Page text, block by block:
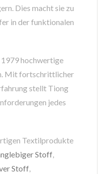
Dies macht sie zu
in der funktionalen
hochwertige
Mit fortschrittlicher
stellt Tiong
jedes
Textilprodukte
Stoff,
Stoff,